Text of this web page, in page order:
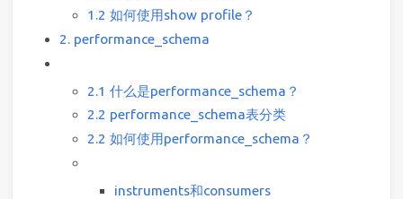
1.2 如何使用show profile？
2. performance_schema
2.1 什么是performance_schema？
2.2 performance_schema表分类
2.2 如何使用performance_schema？
instruments和consumers